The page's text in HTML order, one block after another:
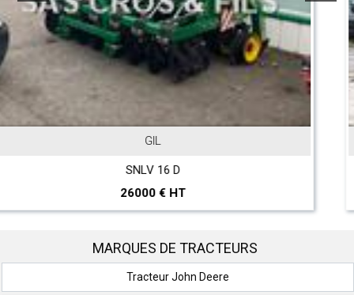
JOHN DEERE
T 560 Hillmaster
297000 € HT
MARQUES DE TRACTEURS
Tracteur John Deere